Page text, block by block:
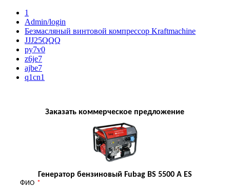
1
Admin/login
Безмасляный винтовой компрессор Kraftmaсhine
JJJ25QQQ
py7v0
z6je7
ajbe7
q1cn1
Заказать коммерческое предложение
Генератор бензиновый Fubag BS 5500 A ES
ФИО